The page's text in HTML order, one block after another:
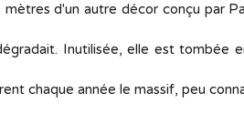
d'un autre décor conçu par
Inutilisée, elle est tombée
chaque année le massif, peu